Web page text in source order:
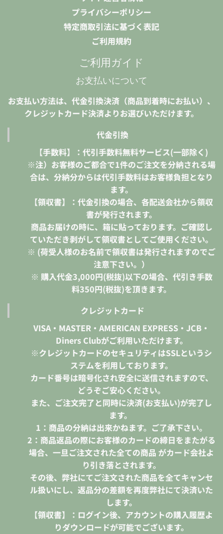
プライバシーポリシー
特定商取引法に基づく表記
ご利用規約
ご利用ガイド
お支払いについて
お支払い方法は、代金引換決済（商品到着時にお払い）、
クレジットカード決済よりお選びいただけます。
代金引換
【手数料】：代引手数料無料サービス(一部除く)
※注）お客様のご都合で1件のご注文を分納される場
合は、分納分からは代引手数料はお客様負担となり
ます。
【領収書】：代金引換の場合、各配送会社から領収
書が発行されます。
商品お届けの時に、箱に貼っております。ご確認し
ていただき剥がして領収書としてご使用ください。
※ (荷受人様のお名前で領収書は発行されますのでご
注意下さい。）
※ 購入代金3,000円(税抜)以下の場合、代引き手数
料350円(税抜)を頂きます。
クレジットカード
VISA・MASTER・AMERICAN EXPRESS・JCB・
Diners Clubがご利用いただけます。
※クレジットカードのセキュリティはSSLというシ
ステムを利用しております。
カード番号は暗号化され安全に送信されますので、
どうぞご安心ください。
また、ご注文完了と同時に決済(お支払い)が完了し
ます。
1：商品の分納は出来かねます。ご了承下さい。
2：商品返品の際にお客様のカードの締日をまたがる
場合、一旦ご注文された全ての商品 がカード会社よ
り引き落とされます。
その後、弊社にてご注文された商品を全てキャンセ
ル扱いにし、返品分の差額を再度弊社にて決済いた
します。
【領収書】：ログイン後、アカウントの購入履歴よ
りダウンロードが可能でございます。